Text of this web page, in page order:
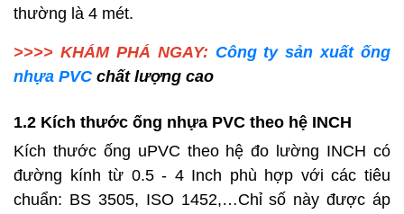
thường là 4 mét.
>>>> KHÁM PHÁ NGAY: Công ty sản xuất ống
nhựa PVC chất lượng cao
1.2 Kích thước ống nhựa PVC theo hệ INCH
Kích thước ống uPVC theo hệ đo lường INCH có
đường kính từ 0.5 - 4 Inch phù hợp với các tiêu
chuẩn: BS 3505, ISO 1452,…Chỉ số này được áp